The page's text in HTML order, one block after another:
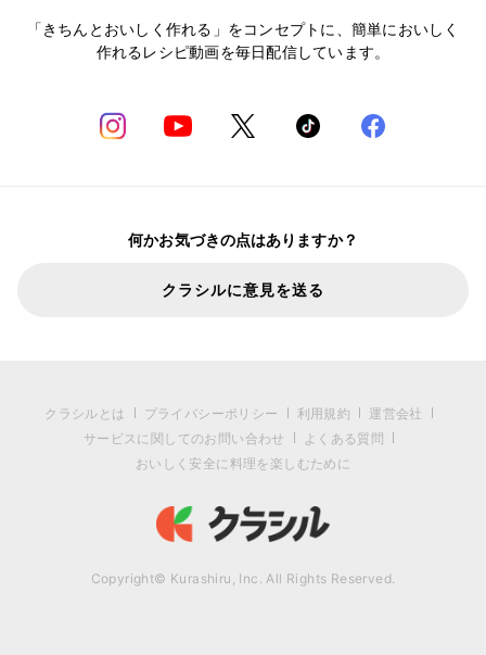
「きちんとおいしく作れる」をコンセプトに、簡単においしく
作れるレシピ動画を毎日配信しています。
何かお気づきの点はありますか？
クラシルに意見を送る
クラシルとは プライバシーポリシー 利用規約
運営会社
サービスに関してのお問い合わせ
よくある質問
おいしく安全に料理を楽しむために
Copyright© Kurashiru, Inc. All Rights Reserved.